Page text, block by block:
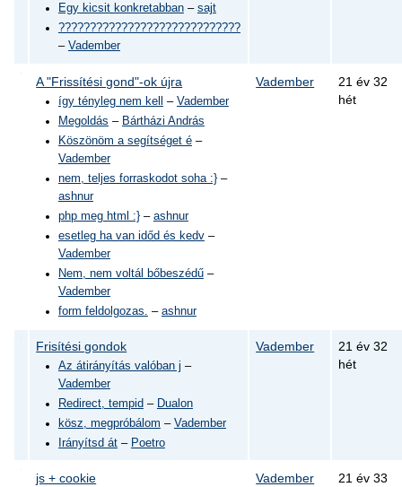
Egy kicsit konkretabban– sajt
?????????????????????????????
– Vadember
A "Frissítési gond"-ok újra
így tényleg nem kell – Vadember
Megoldás – Bártházi András
Köszönöm a segítséget é–
Vadember
nem, teljes forraskodot soha :}–
ashnur
php meg html :}– ashnur
esetleg ha van időd és kedv–
Vadember
Nem, nem voltál bőbeszédű–
Vadember
form feldolgozas.
– ashnur
Vadember
21 év 32
hét
Frisítési gondok
Az átirányítás valóban j –
Vadember
Redirect, tempid – Dualon
kösz, megpróbálom – Vadember
Irányítsd át– Poetro
Vadember
21 év 32
hét
js + cookie Vadember
21 év 33